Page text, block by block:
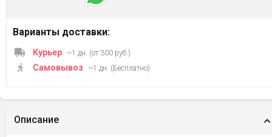
Варианты доставки:
Курьер ~1 дн. (от 300 руб.)
Самовывоз ~1 дн. (Бесплатно)
Описание